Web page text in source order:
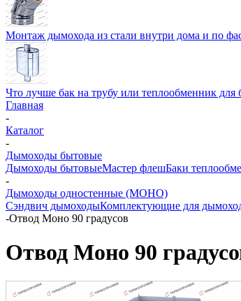
Монтаж дымохода из стали внутри дома и по
Что лучше бак на трубу или теплообменник для
Главная
-
Каталог
-
Дымоходы бытовые
Дымоходы бытовыеМастер флешБаки
-
Дымоходы одностенные (МОНО)
Сэндвич дымоходыКомплектующие для
-Отвод Моно 90 градусов
Отвод Моно 90